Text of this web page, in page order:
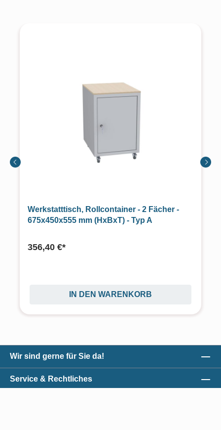
Werkstatttisch, Rollcontainer - 2 Fächer -
675x450x555 mm (HxBxT) - Typ A
356,40 €*
IN DEN WARENKORB
Wir sind gerne für Sie da!
Service & Rechtliches